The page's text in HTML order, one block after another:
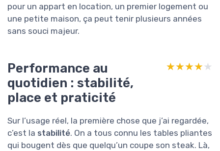
pour un appart en location, un premier logement ou
une petite maison, ça peut tenir plusieurs années
sans souci majeur.
Performance au
quotidien : stabilité,
place et praticité
★★★★★
★★★★★
Sur l’usage réel, la première chose que j’ai regardée,
c’est la stabilité. On a tous connu les tables pliantes
qui bougent dès que quelqu’un coupe son steak. Là,